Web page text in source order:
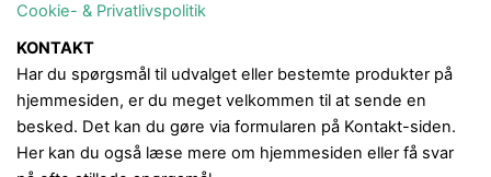
Cookie- & Privatlivspolitik
KONTAKT
Har du spørgsmål til udvalget eller bestemte produkter på
hjemmesiden, er du meget velkommen til at sende en
besked. Det kan du gøre via formularen på Kontakt-siden.
Her kan du også læse mere om hjemmesiden eller få svar